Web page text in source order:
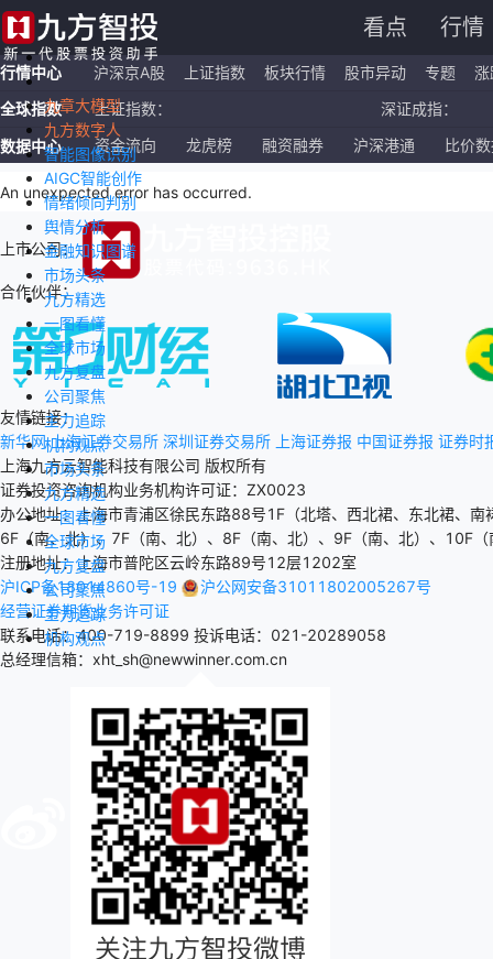
看点 行情
九章大模型
九方数字人
智能图像识别
AIGC智能创作
情绪倾向判别
舆情分析
金融知识图谱
市场头条
九方精选
一图看懂
全球市场
九方复盘
公司聚焦
主力追踪
机构观点
市场头条
九方精选
一图看懂
全球市场
九方复盘
公司聚焦
主力追踪
机构观点
行情中心 沪深京A股 上证指数 板块行情 股市异动 专题
涨
全球指数
上证指数：
深证成指：
恒生指数：
国企指数：
纳斯达克ETF：
数据中心 资金流向 龙虎榜 融资融券 沪深港通 比价
An unexpected error has occurred.
上市公司：
合作伙伴：
友情链接：
新华网 上海证券交易所 深圳证券交易所 上海证券报 中国证券报 证券时
上海九方云智能科技有限公司 版权所有
证券投资咨询机构业务机构许可证：ZX0023
办公地址：上海市青浦区徐民东路88号1F（北塔、西北裙、东北裙、
6F（南、北）、7F（南、北）、8F（南、北）、9F（南、北）、10F
注册地址：上海市普陀区云岭东路89号12层1202室
沪ICP备18014860号-19
沪公网安备31011802005267号
经营证券期货业务许可证
联系电话：400-719-8899 投诉电话：021-20289058
总经理信箱：xht_sh@newwinner.com.cn